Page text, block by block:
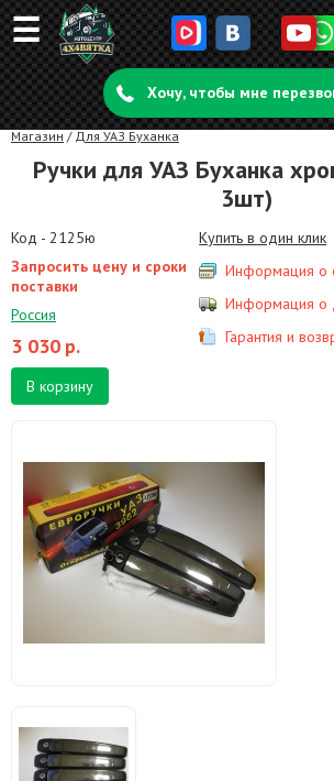
☰
Хочу, чтобы мне
Магазин / Для УАЗ Буханка
Ручки для УАЗ Буханка
3шт)
Код - 2125ю
Запросить цену и сроки
поставки
Россия
3 030 р.
В корзину
Купить в один клик
Информация о
Информация о
Гарантия и